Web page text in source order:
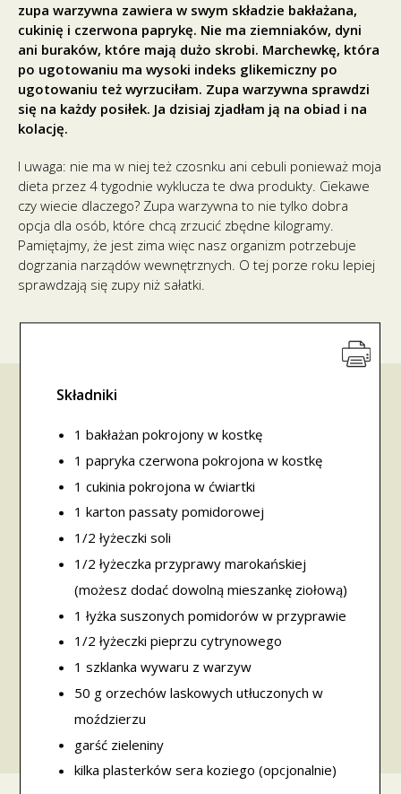
zupa warzywna zawiera w swym składzie bakłażana,
cukinię i czerwona paprykę. Nie ma ziemniaków, dyni
ani buraków, które mają dużo skrobi. Marchewkę, która
po ugotowaniu ma wysoki indeks glikemiczny po
ugotowaniu też wyrzuciłam. Zupa warzywna sprawdzi
się na każdy posiłek. Ja dzisiaj zjadłam ją na obiad i na
kolację.
I uwaga: nie ma w niej też czosnku ani cebuli ponieważ moja
dieta przez 4 tygodnie wyklucza te dwa produkty. Ciekawe
czy wiecie dlaczego? Zupa warzywna to nie tylko dobra
opcja dla osób, które chcą zrzucić zbędne kilogramy.
Pamiętajmy, że jest zima więc nasz organizm potrzebuje
dogrzania narządów wewnętrznych. O tej porze roku lepiej
sprawdzają się zupy niż sałatki.
Składniki
1 bakłażan pokrojony w kostkę
1 papryka czerwona pokrojona w kostkę
1 cukinia pokrojona w ćwiartki
1 karton passaty pomidorowej
1/2 łyżeczki soli
1/2 łyżeczka przyprawy marokańskiej
(możesz dodać dowolną mieszankę ziołową)
1 łyżka suszonych pomidorów w przyprawie
1/2 łyżeczki pieprzu cytrynowego
1 szklanka wywaru z warzyw
50 g orzechów laskowych utłuczonych w
moździerzu
garść zieleniny
kilka plasterków sera koziego (opcjonalnie)